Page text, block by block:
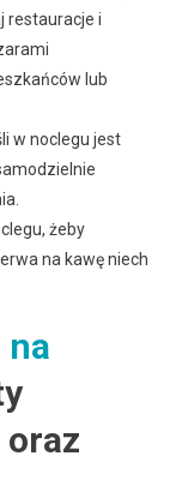
restauracje i
lub
w noclegu jest
żeby
na kawę niech
na